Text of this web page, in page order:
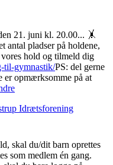
21. juni kl. 20.00... 🤸
antal pladser på holdene,
hold og tilmeld dig
til-gymnastik/PS: del gerne
er opmærksomme på at
Idrætsforening
skal du/dit barn oprettes
som medlem én gang.